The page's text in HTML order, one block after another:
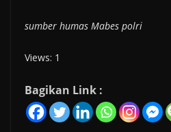
sumber humas Mabes polri
Views: 1
Bagikan Link :